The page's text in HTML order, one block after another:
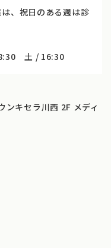
、祝日のある週は診
土 / 16:30
キセラ川西 2F メディ